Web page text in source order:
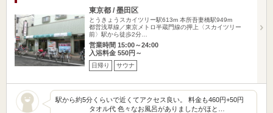
東京都 / 墨田区
とうきょうスカイツリー駅613m 本所吾妻橋駅949m
都営浅草線／東京メトロ半蔵門線の押上〈スカイツリー
前〉駅から徒歩2分…
営業時間 15:00～24:00
入浴料金 550円～
日帰り サウナ
駅から約5分くらいで近くてアクセス良い。 料金も460円+50円
タオル代 色々なお風呂がありましたがほと…